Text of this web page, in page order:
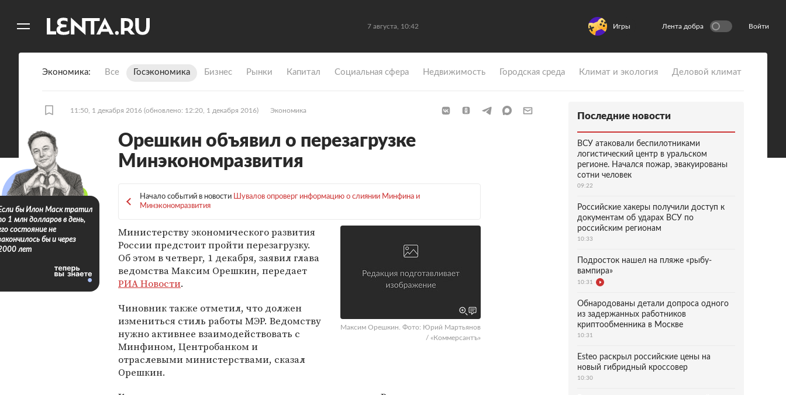
7 августа, 10:42 Игры Лента добра Войти
Экономика Все Госэкономика Бизнес Рынки Капитал Социальная сфера Недвижимость Городская среда Климат и экология Деловой климат
11:50, 1 декабря 2016 (обновлено: 12:20, 1 декабря 2016) Экономика
Орешкин объявил о перезагрузке
Минэкономразвития
Начало событий в новости Шувалов опроверг информацию о слиянии Минфина и
Минэкономразвития
Максим Орешкин. Фото: Юрий Мартьянов
/ «Коммерсантъ»
Министерству экономического развития
России предстоит пройти перезагрузку.
Об этом в четверг, 1 декабря, заявил глава
ведомства Максим Орешкин, передает
РИА Новости.
Чиновник также отметил, что должен
измениться стиль работы МЭР. Ведомству
нужно активнее взаимодействовать с
Минфином, Центробанком и
отраслевыми министерствами, сказал
Орешкин.
бы Илон Маск тратил
1 млн долларов в день,
состояние не
бы и через
лет
Последние новости
ВСУ атаковали беспилотниками
логистический центр в уральском
регионе. Начался пожар, эвакуированы
сотни человек
09:22
Российские хакеры получили доступ к
документам об ударах ВСУ по
российским регионам
10:33
Подросток нашел на пляже «рыбу-
вампира»
10:31
Обнародованы детали допроса одного
из задержанных работников
криптообменника в Москве
10:31
Esteo раскрыл российские цены на
новый гибридный кроссовер
10:30